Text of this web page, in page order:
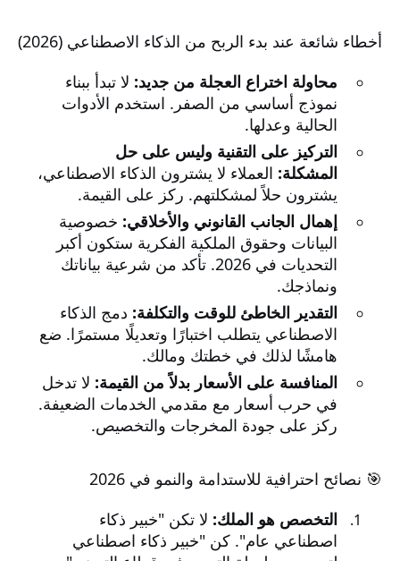
أخطاء شائعة عند بدء الربح من الذكاء الاصطناعي (2026)
محاولة اختراع العجلة من جديد: لا تبدأ ببناء
نموذج أساسي من الصفر. استخدم الأدوات
الحالية وعدلها.
التركيز على التقنية وليس على حل
المشكلة: العملاء لا يشترون الذكاء الاصطناعي،
يشترون حلاً لمشكلتهم. ركز على القيمة.
إهمال الجانب القانوني والأخلاقي: خصوصية
البيانات وحقوق الملكية الفكرية ستكون أكبر
التحديات في 2026. تأكد من شرعية بياناتك
ونماذجك.
التقدير الخاطئ للوقت والتكلفة: دمج الذكاء
الاصطناعي يتطلب اختبارًا وتعديلًا مستمرًا. ضع
هامشًا لذلك في خطتك ومالك.
المنافسة على الأسعار بدلاً من القيمة: لا تدخل
في حرب أسعار مع مقدمي الخدمات الضعيفة.
ركز على جودة المخرجات والتخصيص.
🎯 نصائح احترافية للاستدامة والنمو في 2026
التخصص هو الملك: لا تكن "خبير ذكاء
اصطناعي عام". كن "خبير ذكاء اصطناعي